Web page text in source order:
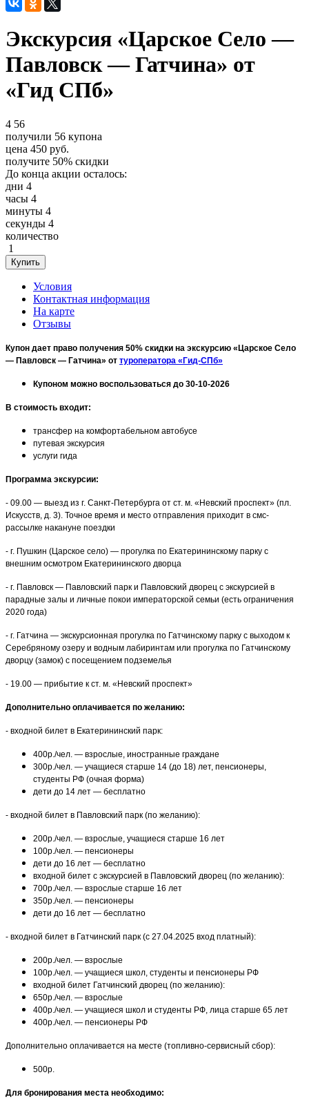
Экскурсия «Царское Село —
Павловск — Гатчина» от
«Гид СПб»
4 56
получили 56 купона
цена 450 руб.
получите 50% скидки
До конца акции осталось:
дни 4
часы 4
минуты 4
секунды 4
количество
1
Условия
Контактная информация
На карте
Отзывы
Купон дает право получения 50% скидки на экскурсию «Царское Село
— Павловск — Гатчина» от туроператора «Гид-СПб»
Купоном можно воспользоваться до 30-10-2026
В стоимость входит:
трансфер на комфортабельном автобусе
путевая экскурсия
услуги гида
Программа экскурсии:
- 09.00 — выезд из г. Санкт-Петербурга от ст. м. «Невский проспект» (пл.
Искусств, д. 3). Точное время и место отправления приходит в смс-
рассылке накануне поездки
- г. Пушкин (Царское село) — прогулка по Екатерининскому парку с
внешним осмотром Екатерининского дворца
- г. Павловск — Павловский парк и Павловский дворец с экскурсией в
парадные залы и личные покои императорской семьи (есть ограничения
2020 года)
- г. Гатчина — экскурсионная прогулка по Гатчинскому парку с выходом к
Серебряному озеру и водным лабиринтам или прогулка по Гатчинскому
дворцу (замок) с посещением подземелья
- 19.00 — прибытие к ст. м. «Невский проспект»
Дополнительно оплачивается по желанию:
- входной билет в Екатерининский парк:
400р./чел. — взрослые, иностранные граждане
300р./чел. — учащиеся старше 14 (до 18) лет, пенсионеры,
студенты РФ (очная форма)
дети до 14 лет — бесплатно
- входной билет в Павловский парк (по желанию):
200р./чел. — взрослые, учащиеся старше 16 лет
100р./чел. — пенсионеры
дети до 16 лет — бесплатно
входной билет с экскурсией в Павловский дворец (по желанию):
700р./чел. — взрослые старше 16 лет
350р./чел. — пенсионеры
дети до 16 лет — бесплатно
- входной билет в Гатчинский парк (с 27.04.2025 вход платный):
200р./чел. — взрослые
100р./чел. — учащиеся школ, студенты и пенсионеры РФ
входной билет Гатчинский дворец (по желанию):
650р./чел. — взрослые
400р./чел. — учащиеся школ и студенты РФ, лица старше 65 лет
400р./чел. — пенсионеры РФ
Дополнительно оплачивается на месте (топливно-сервисный сбор):
500р.
Для бронирования места необходимо: